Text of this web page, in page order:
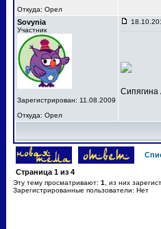
Откуда: Орел
Sovynia
Участник
Зарегистрирован: 11.08.2009
Откуда: Орел
Сипягина
Страница 1 из 4
Эту тему просматривают: 1
, из них
Зарегистрированные пользователи: Нет